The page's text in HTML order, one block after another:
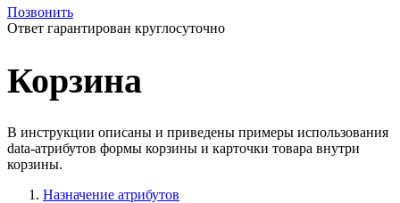
Позвонить
Ответ гарантирован круглосуточно
Корзина
В инструкции описаны и приведены примеры использования
data-атрибутов формы корзины и карточки товара внутри
корзины.
Назначение атрибутов